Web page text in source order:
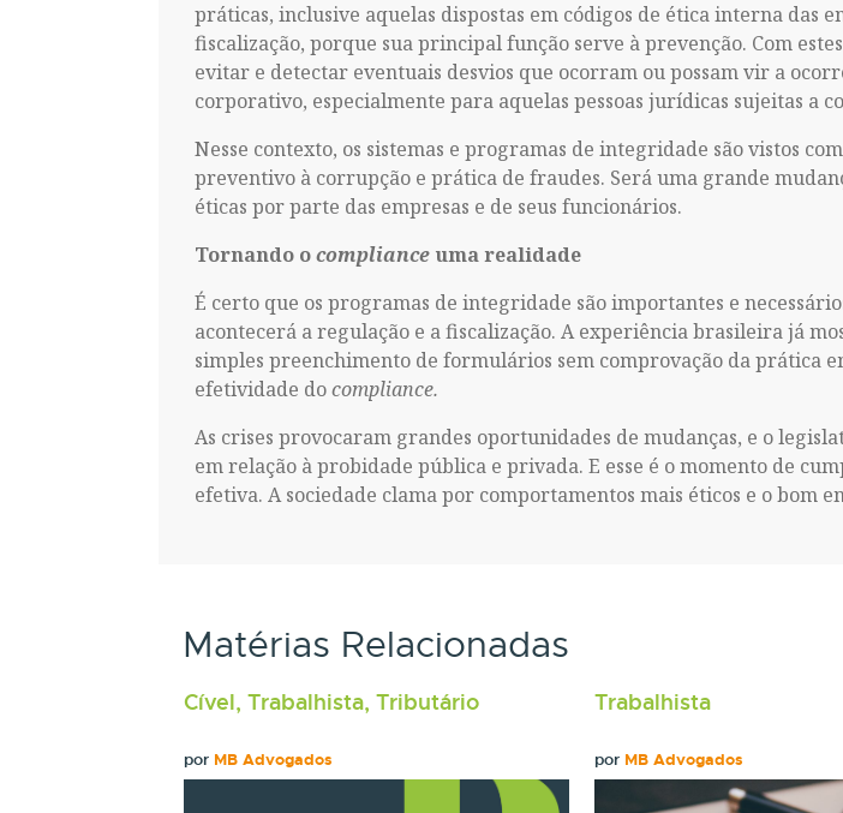
práticas, inclusive aquelas dispostas em códigos de ética interna das
fiscalização, porque sua principal função serve à prevenção. Com
evitar e detectar eventuais desvios que ocorram ou possam vir a
corporativo, especialmente para aquelas pessoas jurídicas sujeitas a
Nesse contexto, os sistemas e programas de integridade são vistos
preventivo à corrupção e prática de fraudes. Será uma grande
éticas por parte das empresas e de seus funcionários.
Tornando ocompliance uma realidade
É certo que os programas de integridade são importantes e
acontecerá a regulação e a fiscalização. A experiência brasileira já
simples preenchimento de formulários sem comprovação da prática
efetividade docompliance.
As crises provocaram grandes oportunidades de mudanças, e o
em relação à probidade pública e privada. E esse é o momento de
efetiva.​ A sociedade clama por comportamentos mais éticos e o bom
Matérias Relacionadas
Cível, Trabalhista, Tributário
por MB Advogados
Trabalhista
por MB Advogados